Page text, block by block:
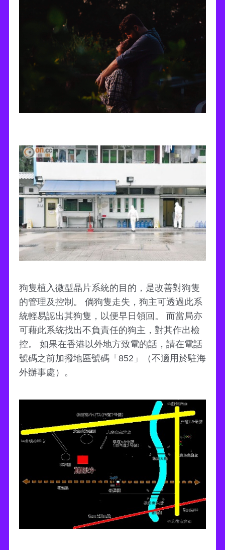
狗隻植入微型晶片系統的目的，是改善對狗隻
的管理及控制。 倘狗隻走失，狗主可透過此系
統輕易認出其狗隻，以便早日領回。 而當局亦
可藉此系統找出不負責任的狗主，對其作出檢
控。 如果在香港以外地方致電的話，請在電話
號碼之前加撥地區號碼「852」（不適用於駐海
外辦事處）。